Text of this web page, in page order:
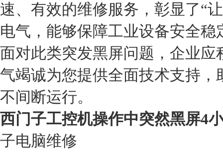
速、有效的维修服务，彰显了“
电气，能够保障工业设备安全
面对此类突发黑屏问题，企业
气竭诚为您提供全面技术支持
不间断运行。
西门子工控机操作中突然黑屏4
子电脑维修